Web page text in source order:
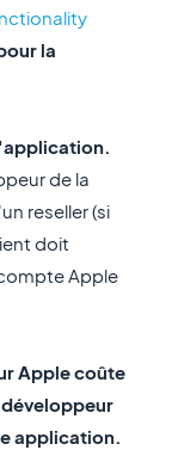
la
de la
reseller (si
doit
Apple
Apple coûte
application.